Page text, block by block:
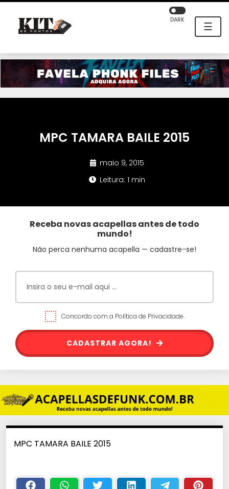
☰
DARK
MPC TAMARA BAILE 2015
maio 9, 2015
Leitura: 1 min
Receba novas acapellas antes de todo
mundo!
Não perca nenhuma acapella — cadastre-se!
Concordo com a Política de Privacidade.
CADASTRAR AGORA!
MPC TAMARA BAILE 2015